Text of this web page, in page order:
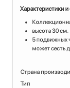
Характеристики
высота 30 см.
5 подвижных
может сесть
Страна
Тип